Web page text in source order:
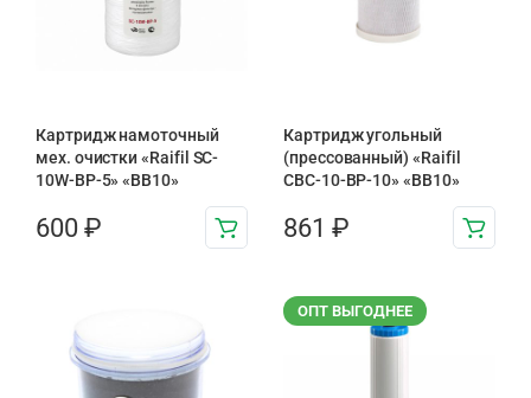
Картридж намоточный
мех. очистки «Raifil SC-
10W-BP-5» «BB10»
600 ₽
Картридж угольный
(прессованный) «Raifil
CBC-10-BP-10» «BB10»
861 ₽
ОПТ ВЫГОДНЕЕ